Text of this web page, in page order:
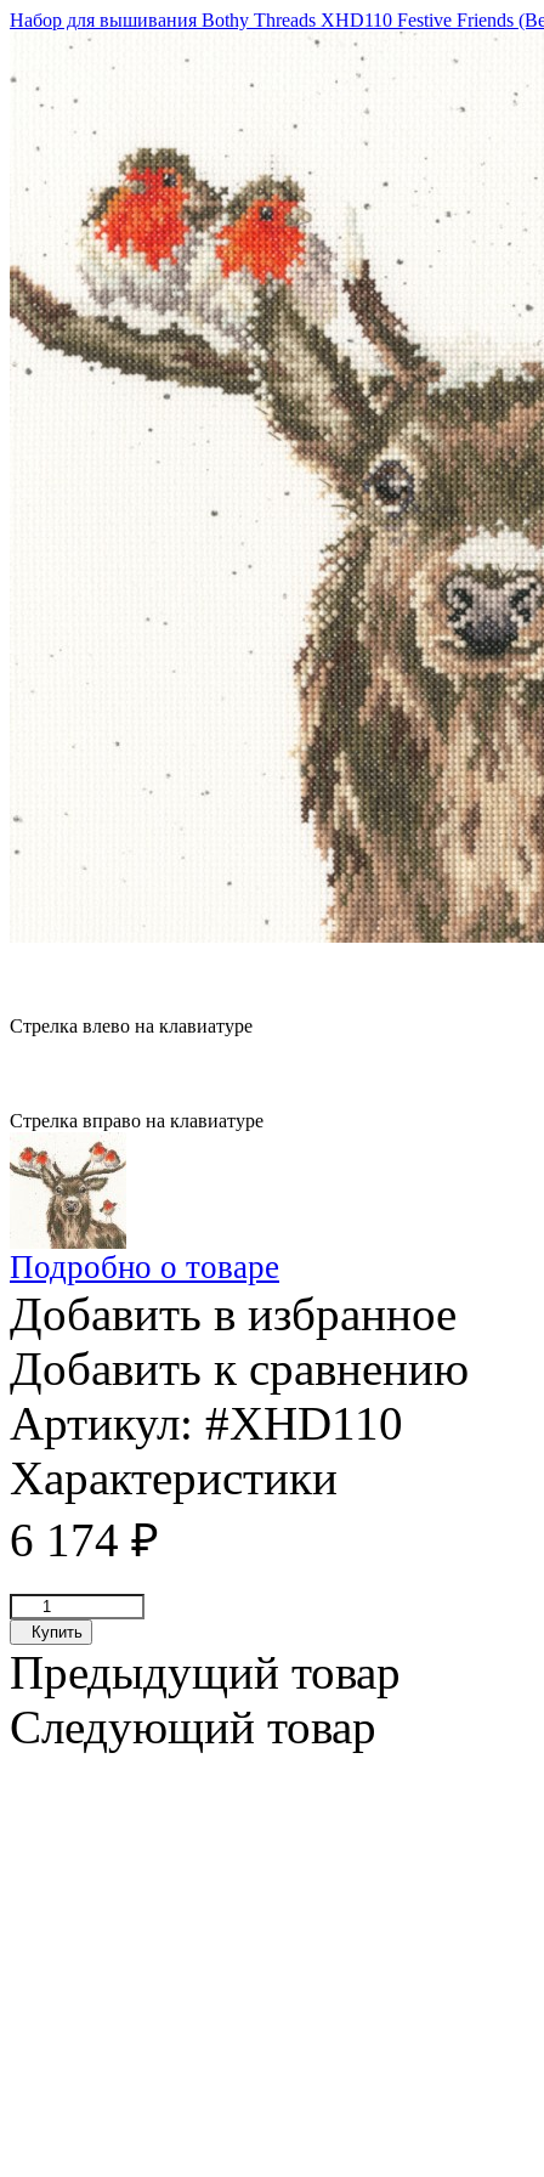
Набор для вышивания Bothy Threads XHD110 Festive Friends
Стрелка влево на клавиатуре
Стрелка вправо на клавиатуре
Подробно о товаре
Добавить в избранное
Добавить к сравнению
Артикул: #XHD110
Характеристики
6 174 ₽
Купить
Предыдущий товар
Следующий товар